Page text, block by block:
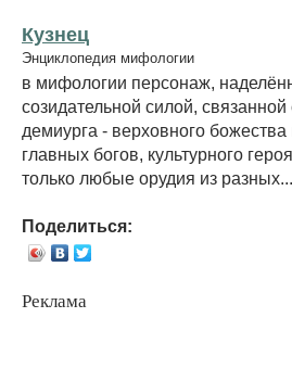
Кузнец
Энциклопедия мифологии
в мифологии персонаж,
созидательной силой,
демиурга - верховного
главных богов, культурного
только любые орудия из разных...
Поделиться:
Реклама